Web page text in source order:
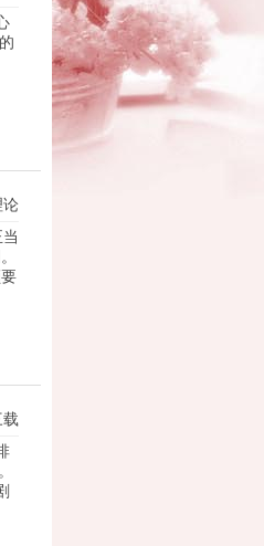
论